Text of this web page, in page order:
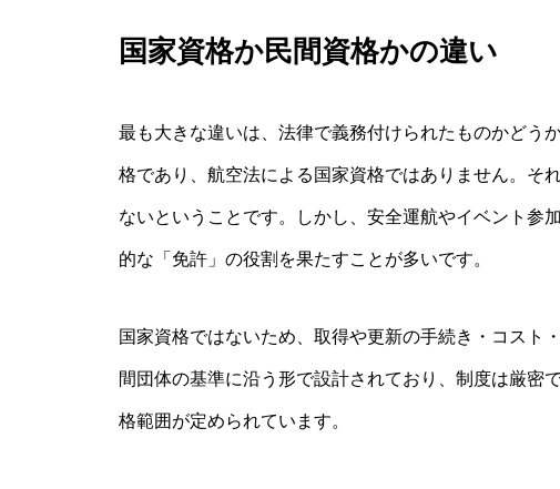
国家資格か民間資格かの違い
最も大きな違いは、法律で義務付けられたものかどう
格であり、航空法による国家資格ではありません。そ
ないということです。しかし、安全運航やイベント参
的な「免許」の役割を果たすことが多いです。
国家資格ではないため、取得や更新の手続き・コスト
間団体の基準に沿う形で設計されており、制度は厳密
格範囲が定められています。